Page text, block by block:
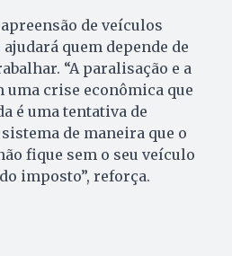
de veículos
quem depende de
“A paralisação e a
uma crise econômica que
é uma tentativa de
de maneira que o
fique sem o seu veículo
imposto”, reforça.